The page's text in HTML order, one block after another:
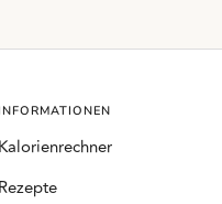
INFORMATIONEN
Kalorienrechner
Rezepte